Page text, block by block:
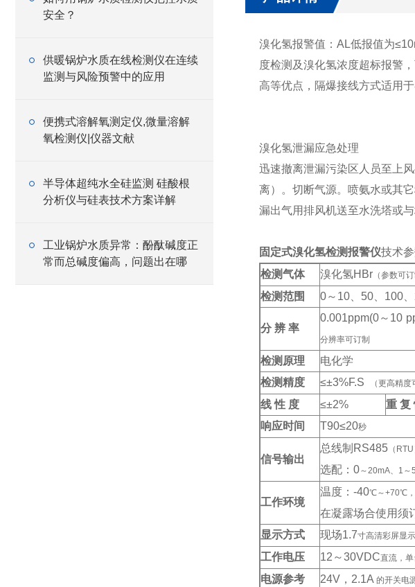
安全？
供暖锅炉水质在线检测仪在连续
监测与风险预警中的应用
便携式溶解氧测定仪,微量溶解
氧检测仪|仪器文献
半导体超纯水全硅监测 硅酸根
分析仪与硅表技术方案详解
工业锅炉水质异常：酚酞碱度正
常而总碱度偏高，问题出在哪
溴化氢报警值：AL低报值为
度检测及溴化氢浓度超标报警
高等优点，隔爆接线方式适用于
溴化氢泄漏应急处理
迅速撤离泄漏污染区人员至上
离）。切断气源。喷氨水或其
漏出气用排风机送至水洗塔或
固定式溴化氢检测报警仪技术参
检测气体
溴化氢HBr（参数可
检测范围 0～ 10、 50、 100、
分 辨 率
0.001ppm(0～10
分辨率可订制
检测原理
电化学
检测精度
≤±3%F.S （更高精度
线 性 度 ≤±2% 重 复
响应时间
T90≤20秒
信号输出
总线制RS485（RTU
选配：0～20mA、1～
工作环境
温度：-40℃～+70℃，
在凝露场合使用须
显示方式
现场1.7寸高清彩屏显
工作电压 12 ～30VDC直流，
电源参考 24V，2.1A 的开关电